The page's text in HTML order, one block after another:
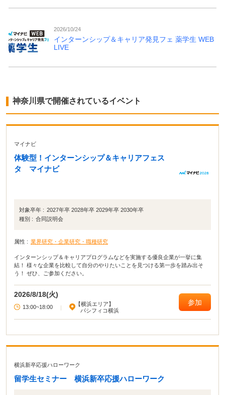
2026/10/24
インターンシップ＆キャリア発見フェ 薬学生 WEB
LIVE
神奈川県で開催されているイベント
マイナビ
体験型！インターンシップ＆キャリアフェス
タ マイナビ
対象卒年 : 2027年卒 2028年卒 2029年卒 2030年卒
種別 : 合同説明会
属性 : 業界研究・企業研究・職種研究
インターンシップ＆キャリアプログラムなどを実施する優良企業が一挙に集
結！ 様々な企業を比較して自分のやりたいことを見つける第一歩を踏み出そ
う！ ぜひ、ご参加ください。
2026/8/18(火)
13:00~18:00 |
【横浜エリア】
パシフィコ横浜
参加
横浜新卒応援ハローワーク
留学生セミナー 横浜新卒応援ハローワーク